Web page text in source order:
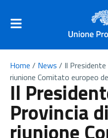
Home / News / Il Presidente
riunione Comitato europeo
Il
Provincia